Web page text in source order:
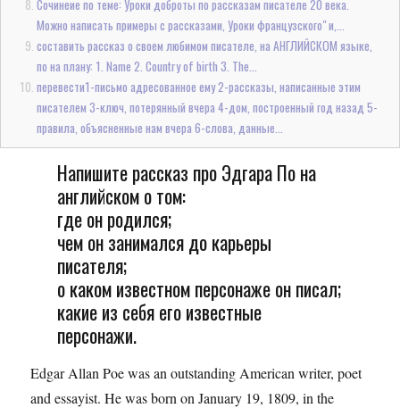
Сочинеие по теме: Уроки доброты по рассказам писателе 20 века.
Можно написать примеры с рассказами, Уроки французского" и,...
составить рассказ о своем любимом писателе, на АНГЛИЙСКОМ языке,
по на плану: 1. Name 2. Country of birth 3. The...
перевести1-письмо адресованное ему 2-рассказы, написанные этим
писателем 3-ключ, потерянный вчера 4-дом, построенный год назад 5-
правила, объясненные нам вчера 6-слова, данные...
Напишите рассказ про Эдгара По на
английском о том:
где он родился;
чем он занимался до карьеры
писателя;
о каком известном персонаже он писал;
какие из себя его известные
персонажи.
Edgar Allan Poe was an outstanding American writer, poet
and essayist. He was born on January 19, 1809, in the